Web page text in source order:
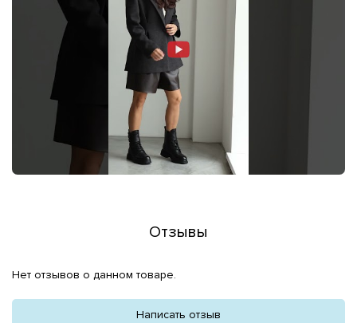
Отзывы
Нет отзывов о данном товаре.
Написать отзыв